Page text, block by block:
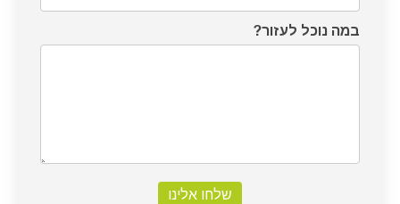
במה נוכל לעזור?
שלחו אלינו